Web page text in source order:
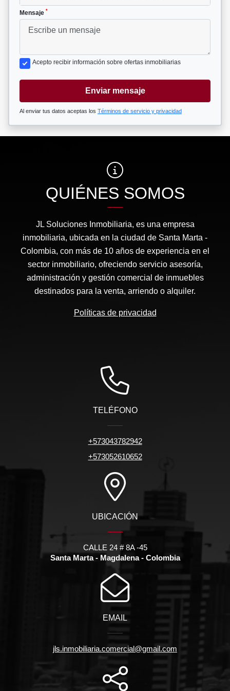
Mensaje *
Acepto recibir información sobre ofertas inmobiliarias
Enviar mensaje
Al enviar tus datos aceptas los Términos de servicio y privacidad
QUIÉNES SOMOS
JL Soluciones Inmobiliaria, es una empresa
inmobiliaria, ubicada en la ciudad de Santa Marta -
Colombia, con más de 10 años de experiencia en el
sector inmobiliario, ofreciendo servicio asesoría,
administración y gestión comercial de inmuebles
destinados para la venta, arriendo o alquiler.
Políticas de privacidad
TELÉFONO
+573043782942
+573052610652
UBICACIÓN
CALLE 24 # 8A -45
Santa Marta - Magdalena - Colombia
EMAIL
jls.inmobiliaria.comercial@gmail.com